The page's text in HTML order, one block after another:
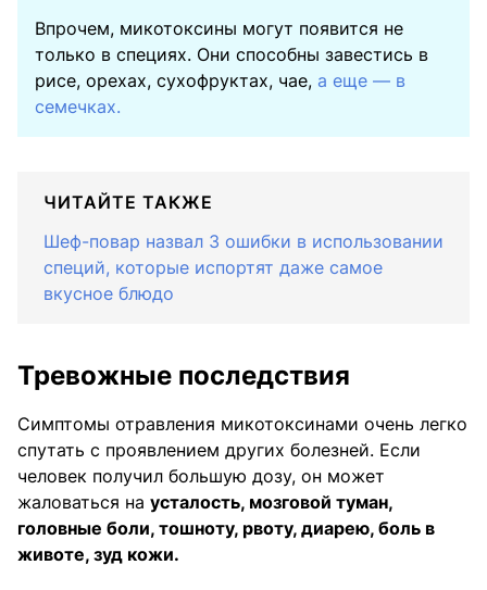
Впрочем, микотоксины могут появится не
только в специях. Они способны завестись в
рисе, орехах, сухофруктах, чае, а еще — в
семечках.
ЧИТАЙТЕ ТАКЖЕ
Шеф-повар назвал 3 ошибки в использовании
специй, которые испортят даже самое
вкусное блюдо
Тревожные последствия
Симптомы отравления микотоксинами очень легко
спутать с проявлением других болезней. Если
человек получил большую дозу, он может
жаловаться на усталость, мозговой туман,
головные боли, тошноту, рвоту, диарею, боль в
животе, зуд кожи.